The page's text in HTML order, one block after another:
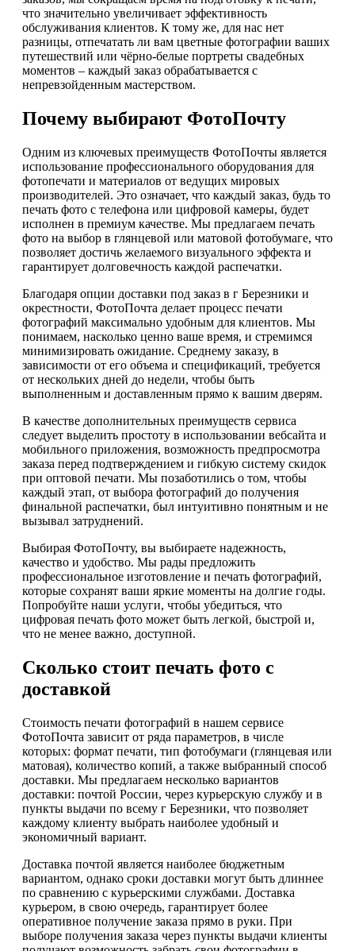
что значительно увеличивает эффективность
обслуживания клиентов. К тому же, для нас нет
разницы, отпечатать ли вам цветные фотографии ваших
путешествий или чёрно-белые портреты свадебных
моментов – каждый заказ обрабатывается с
непревзойденным мастерством.
Почему выбирают ФотоПочту
Одним из ключевых преимуществ ФотоПочты является
использование профессионального оборудования для
фотопечати и материалов от ведущих мировых
производителей. Это означает, что каждый заказ, будь то
печать фото с телефона или цифровой камеры, будет
исполнен в премиум качестве. Мы предлагаем печать
фото на выбор в глянцевой или матовой фотобумаге, что
позволяет достичь желаемого визуального эффекта и
гарантирует долговечность каждой распечатки.
Благодаря опции доставки под заказ в г Березники и
окрестности, ФотоПочта делает процесс печати
фотографий максимально удобным для клиентов. Мы
понимаем, насколько ценно ваше время, и стремимся
минимизировать ожидание. Среднему заказу, в
зависимости от его объема и спецификаций, требуется
от нескольких дней до недели, чтобы быть
выполненным и доставленным прямо к вашим дверям.
В качестве дополнительных преимуществ сервиса
следует выделить простоту в использовании вебсайта и
мобильного приложения, возможность предпросмотра
заказа перед подтверждением и гибкую систему скидок
при оптовой печати. Мы позаботились о том, чтобы
каждый этап, от выбора фотографий до получения
финальной распечатки, был интуитивно понятным и не
вызывал затруднений.
Выбирая ФотоПочту, вы выбираете надежность,
качество и удобство. Мы рады предложить
профессиональное изготовление и печать фотографий,
которые сохранят ваши яркие моменты на долгие годы.
Попробуйте наши услуги, чтобы убедиться, что
цифровая печать фото может быть легкой, быстрой и,
что не менее важно, доступной.
Сколько стоит печать фото с
доставкой
Стоимость печати фотографий в нашем сервисе
ФотоПочта зависит от ряда параметров, в числе
которых: формат печати, тип фотобумаги (глянцевая или
матовая), количество копий, а также выбранный способ
доставки. Мы предлагаем несколько вариантов
доставки: почтой России, через курьерскую службу и в
пункты выдачи по всему г Березники, что позволяет
каждому клиенту выбрать наиболее удобный и
экономичный вариант.
Доставка почтой является наиболее бюджетным
вариантом, однако сроки доставки могут быть длиннее
по сравнению с курьерскими службами. Доставка
курьером, в свою очередь, гарантирует более
оперативное получение заказа прямо в руки. При
выборе получения заказа через пункты выдачи клиенты